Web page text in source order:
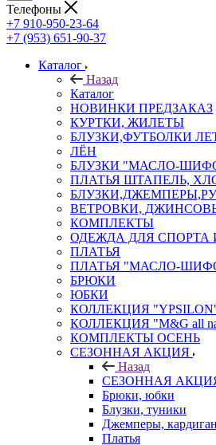
Телефоны
+7 910-950-23-64
+7 (953) 651-90-37
Каталог
Назад
Каталог
НОВИНКИ ПРЕДЗАКАЗ
КУРТКИ, ЖИЛЕТЫ
БЛУЗКИ,ФУТБОЛКИ
ЛЁН
БЛУЗКИ "МАСЛО-
ПЛАТЬЯ ШТАПЕЛЬ,
ВЕТРОВКИ,
КОМПЛЕКТЫ
ОДЕЖДА ДЛЯ СПОРТА
ПЛАТЬЯ
ПЛАТЬЯ "МАСЛО-
БРЮКИ
ЮБКИ
КОЛЛЕКЦИЯ
КОЛЛЕКЦИЯ "M&G all
КОМПЛЕКТЫ ОСЕНЬ
СЕЗОННАЯ АКЦИЯ
Назад
СЕЗОННАЯ
Брюки, юбки
Блузки, туники
Джемперы,
Платья